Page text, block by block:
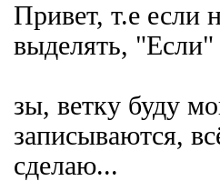
Привет, т.е если
выделять,
зы, ветку буду
записываются,
сделаю...